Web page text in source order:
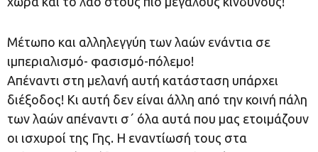
Μέτωπο και αλληλεγγύη των λαών ενάντια σε
ιμπεριαλισμό- φασισμό-πόλεμο!
Απέναντι στη μελανή αυτή κατάσταση υπάρχει
διέξοδος! Κι αυτή δεν είναι άλλη από την κοινή πάλη
των λαών απέναντι σ΄ όλα αυτά που μας ετοιμάζουν
οι ισχυροί της Γης. Η εναντίωσή τους στα